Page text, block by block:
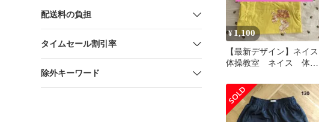
配送料の負担
タイムセール割引率
除外キーワード
¥ 1,100
【最新デザイン】ネイス
体操教室 ネイス 体操